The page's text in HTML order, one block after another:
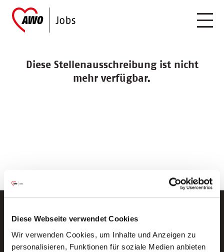
Diese Webseite verwendet Cookies
Wir verwenden Cookies, um Inhalte und Anzeigen zu
personalisieren, Funktionen für soziale Medien anbieten
Diese Stellenausschreibung ist nicht
mehr verfügbar.
Neue Stellen per E-Mail.